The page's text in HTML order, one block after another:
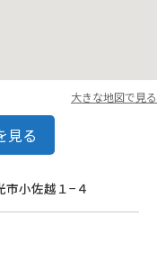
大きな地図で見る
見る
小佐越１−４